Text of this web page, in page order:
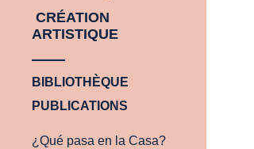
CRÉATION
ARTISTIQUE
BIBLIOTHÈQUE
PUBLICATIONS
¿Qué pasa en la Casa?